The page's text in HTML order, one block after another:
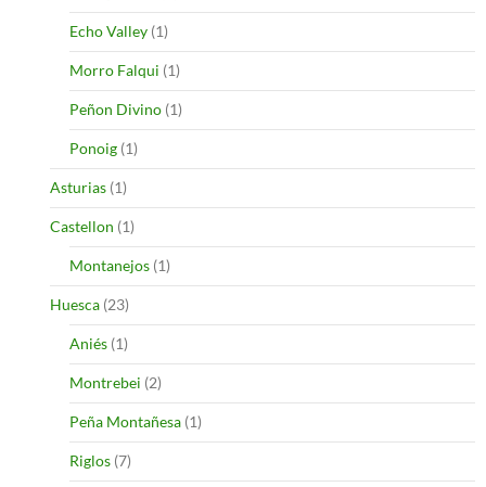
Echo Valley (1)
Morro Falqui (1)
Peñon Divino (1)
Ponoig (1)
Asturias (1)
Castellon (1)
Montanejos (1)
Huesca (23)
Aniés (1)
Montrebei (2)
Peña Montañesa (1)
Riglos (7)